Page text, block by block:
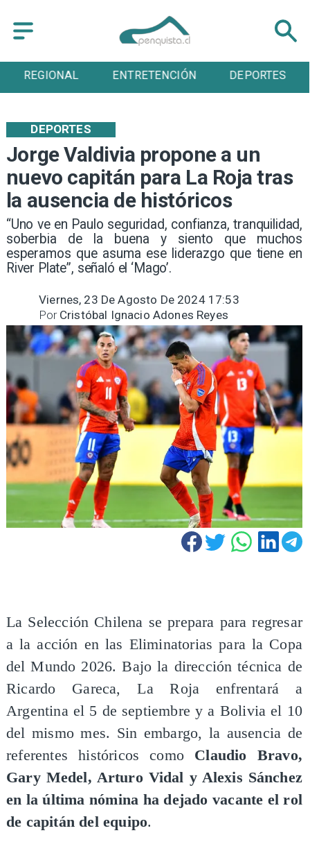
REGIONAL ENTRETENCIÓN DEPORTES
Jorge Valdivia propone a un
nuevo capitán para La Roja tras
la ausencia de históricos
​“Uno ve en Paulo seguridad, confianza, tranquilidad,
soberbia de la buena y siento que muchos
esperamos que asuma ese liderazgo que tiene en
River Plate”, señaló el ‘Mago’.
DEPORTES
Viernes, 23 De Agosto De 2024 17:53
Cristóbal Ignacio Adones Reyes
Por
La Selección Chilena se prepara para regresar
a la acción en las Eliminatorias para la Copa
del Mundo 2026. Bajo la dirección técnica de
Ricardo Gareca, La Roja enfrentará a
Argentina el 5 de septiembre y a Bolivia el 10
del mismo mes. Sin embargo, la ausencia de
referentes históricos como Claudio Bravo,
Gary Medel, Arturo Vidal y Alexis Sánchez
en la última nómina ha dejado vacante el rol
de capitán del equipo.